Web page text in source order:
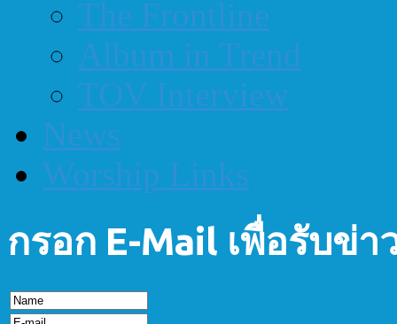
The Frontline
Album in Trend
TOV Interview
News
Worship Links
กรอก E-Mail เพื่อรับข่า